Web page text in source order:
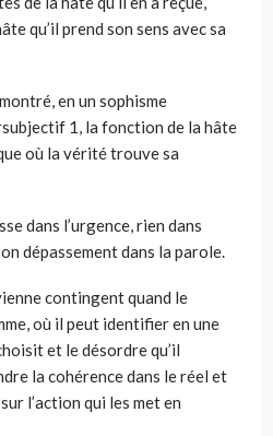
qu’il prend son sens avec sa
en un sophisme
1, la fonction de la hâte
où la vérité trouve sa
dans l’urgence, rien dans
dépassement dans la parole.
contingent quand le
où il peut identifier en une
et le désordre qu’il
la cohérence dans le réel et
l’action qui les met en